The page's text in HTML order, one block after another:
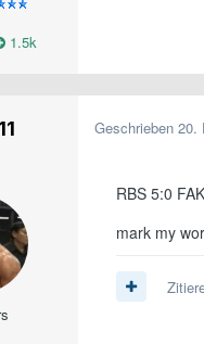
1.5k
Geschrieben 20.
RBS 5:0 FAK
mark my